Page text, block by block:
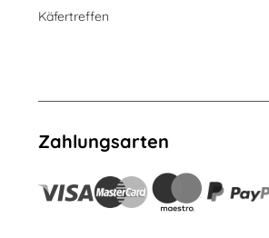
Käfertreffen
Zahlungsarten